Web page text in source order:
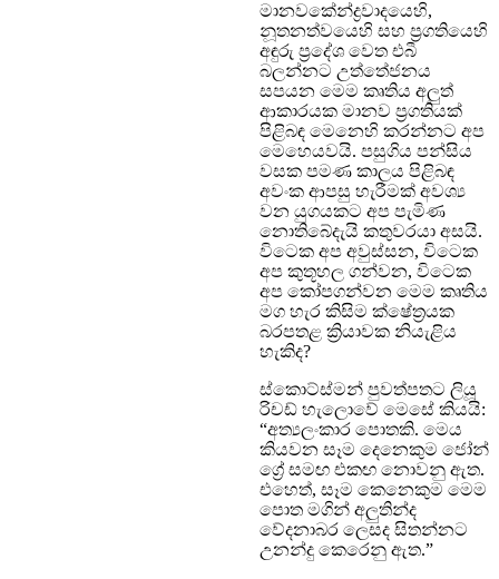
මානවකේන්ද්‍රවාදයෙහි,
නූතනත්වයෙහි සහ ප්‍රගතියෙහි
අඳුරු ප්‍රදේශ වෙත එබී
බලන්නට උත්තේජනය
සපයන මෙම කෘතිය අලුත්
ආකාරයක මානව ප්‍රගතියක්
පිළිබඳ මෙනෙහි කරන්නට අප
මෙහෙයවයි. පසුගිය පන්සිය
වසක පමණ කාලය පිළිබඳ
අවංක ආපසු හැරීමක් අවශ්‍ය
වන යුගයකට අප පැමිණ
නොතිබේදැයි කතුවරයා අසයි.
විටෙක අප අවුස්සන, විටෙක
අප කුතූහල ගන්වන, විටෙක
අප කෝපගන්වන මෙම කෘතිය
මග හැර කිසිම ක්ෂේත්‍රයක
බරපතළ ක්‍රියාවක නියැළිය
හැකිද?
ස්කොට්ස්මන් පුවත්පතට ලියූ
රිචඩ් හැලොවේ මෙසේ කියයි:
“අත්‍යලංකාර පොතකි. මෙය
කියවන සෑම දෙනෙකුම ජෝන්
ග්‍රේ සමඟ එකඟ නොවනු ඇත.
එහෙත්, සෑම කෙනෙකුම මෙම
පොත මගින් අලුතින්ද
වේදනාබර ලෙසද සිතන්නට
උනන්දු කෙරෙනු ඇත.”